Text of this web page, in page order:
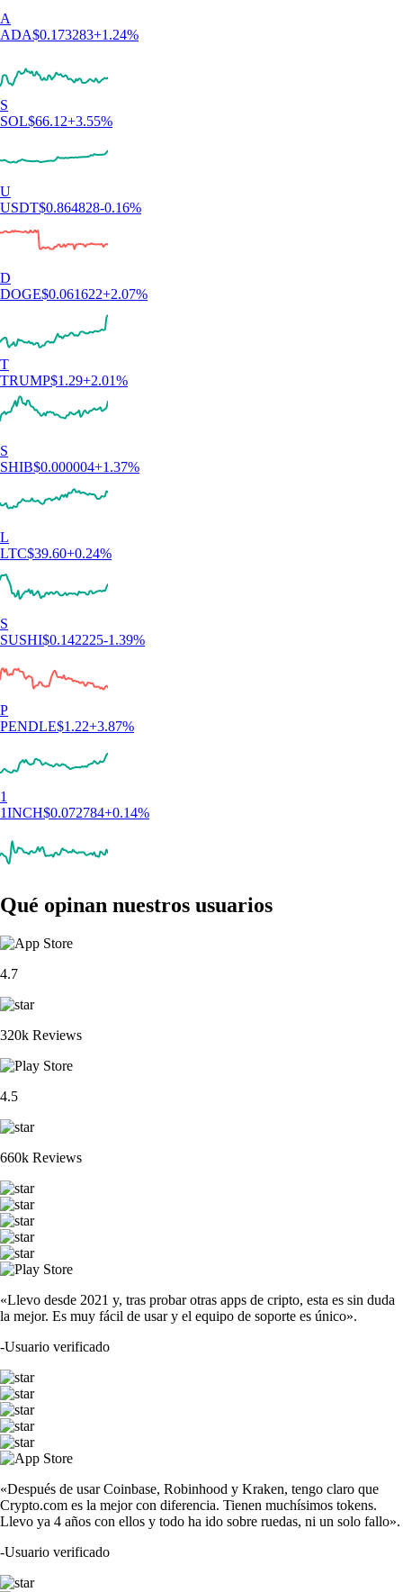
A
ADA$0.173283+1.24%
S
SOL$66.12+3.55%
U
USDT$0.864828-0.16%
D
DOGE$0.061622+2.07%
T
TRUMP$1.29+2.01%
S
SHIB$0.000004+1.37%
L
LTC$39.60+0.24%
S
SUSHI$0.142225-1.39%
P
PENDLE$1.22+3.87%
1
1INCH$0.072784+0.14%
Qué opinan nuestros usuarios
4.7
320k Reviews
4.5
660k Reviews
«Llevo desde 2021 y, tras probar otras apps de cripto, esta es sin duda
la mejor. Es muy fácil de usar y el equipo de soporte es único».
-Usuario verificado
«Después de usar Coinbase, Robinhood y Kraken, tengo claro que
Crypto.com es la mejor con diferencia. Tienen muchísimos tokens.
Llevo ya 4 años con ellos y todo ha ido sobre ruedas, ni un solo fallo».
-Usuario verificado